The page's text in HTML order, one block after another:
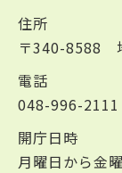
住所
〒340-8588
電話
048-996-2111
開庁日時
月曜日から金